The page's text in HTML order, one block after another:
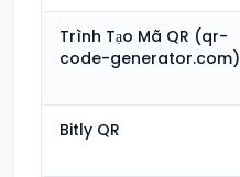
Trình Tạo Mã QR (qr-
code-generator.com)
Bitly QR